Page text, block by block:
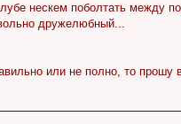
нескем поболтать между
дружелюбный...
или не полно, то